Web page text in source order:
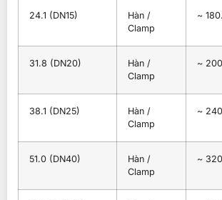
24.1 (DN15)
Hàn /
Clamp
~
31.8 (DN20)
Hàn /
Clamp
~
38.1 (DN25)
Hàn /
Clamp
~
51.0 (DN40)
Hàn /
Clamp
~